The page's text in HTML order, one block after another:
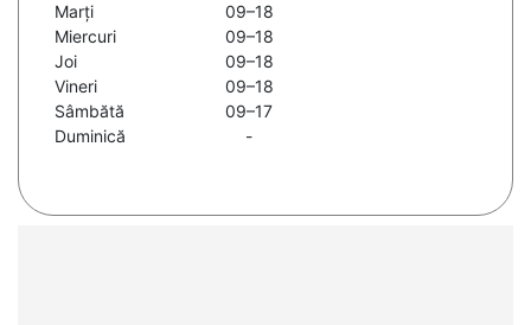
Marți
09–18
Miercuri
09–18
Joi
09–18
Vineri
09–18
Sâmbătă
09–17
Duminică
-